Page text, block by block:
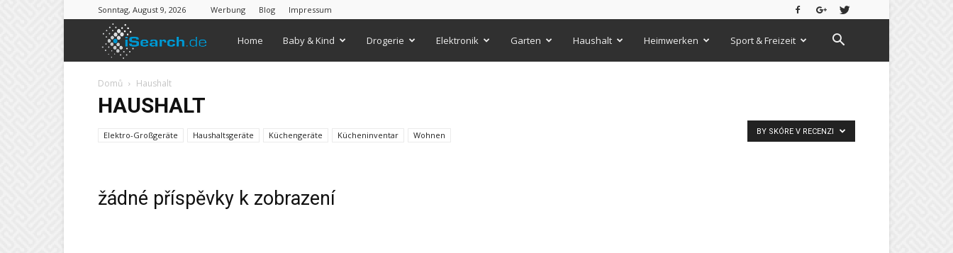
Sonntag, August 9, 2026 Werbung Blog Impressum
iSearch
Home Baby & Kind Drogerie Elektronik Garten Haushalt Heimwerken Sport & Freizeit
Domů Haushalt
HAUSHALT
Elektro-Großgeräte Haushaltsgeräte Küchengeräte Kücheninventar Wohnen BY SKÓRE V RECENZI
žádné příspěvky k zobrazení